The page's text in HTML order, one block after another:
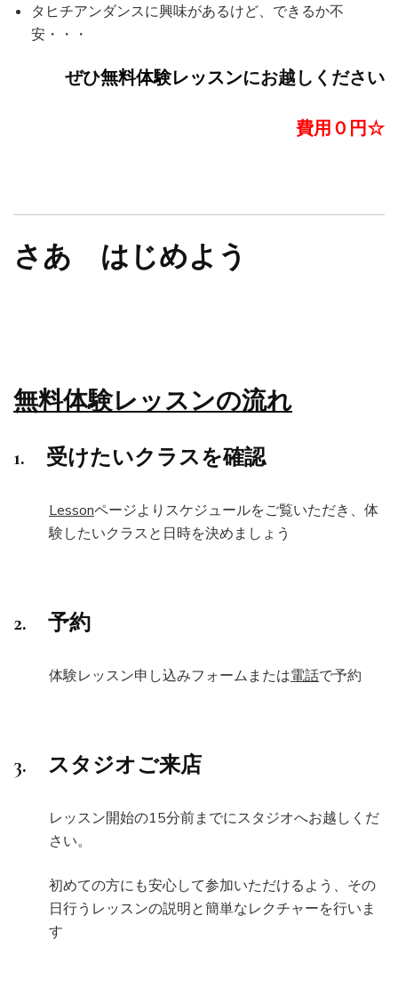
タヒチアンダンスに興味があるけど、できるか不
安・・・
ぜひ無料体験レッスンにお越しください
費用０円☆
さあ はじめよう
無料体験レッスンの流れ
1. 受けたいクラスを確認
Lessonページよりスケジュールをご覧いただき、体
験したいクラスと日時を決めましょう
2. 予約
体験レッスン申し込みフォームまたは電話で予約
3. スタジオご来店
レッスン開始の15分前までにスタジオへお越しくだ
さい。
初めての方にも安心して参加いただけるよう、その
日行うレッスンの説明と簡単なレクチャーを行いま
す